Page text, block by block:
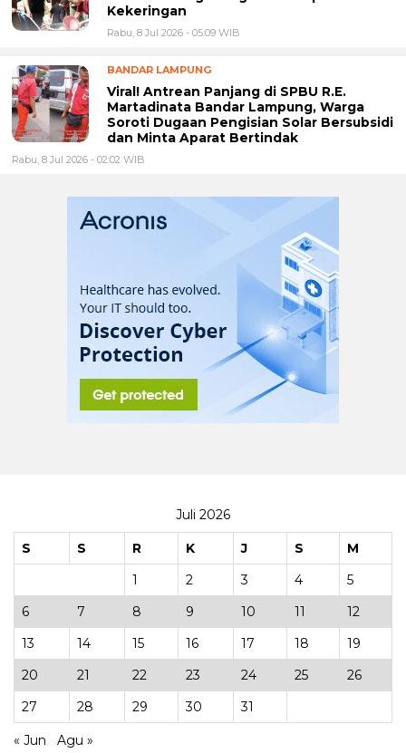
Kekeringan
Rabu, 8 Jul 2026 - 05:09 WIB
BANDAR LAMPUNG
Viral! Antrean Panjang di SPBU R.E.
Martadinata Bandar Lampung, Warga
Soroti Dugaan Pengisian Solar Bersubsidi
dan Minta Aparat Bertindak
Rabu, 8 Jul 2026 - 02:02 WIB
Juli 2026
S S R K J S
M
1
2 3 4
5
6
7 8 9 10 11
12
13
14 15 16 17 18
19
20
21 22 23 24 25
26
27
28 29 30 31
« Jun Agu »